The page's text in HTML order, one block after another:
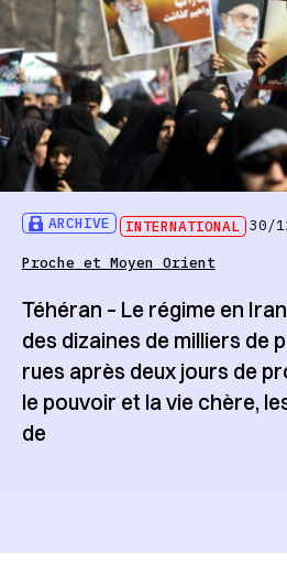
ARCHIVE INTERNATIONAL 30/
Proche et Moyen Orient
Téhéran – Le régime en
des dizaines de milliers de
rues après deux jours de
le pouvoir et la vie chère,
de